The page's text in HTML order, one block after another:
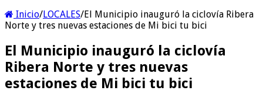
Inicio/LOCALES/El Municipio inauguró la ciclovía Ribera
Norte y tres nuevas estaciones de Mi bici tu bici
El Municipio inauguró la ciclovía
Ribera Norte y tres nuevas
estaciones de Mi bici tu bici